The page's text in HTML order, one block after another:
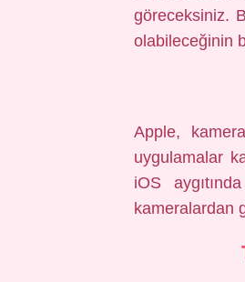
göreceksiniz.
olabileceğinin
Apple,
uygulamalar
iOS
kameralardan